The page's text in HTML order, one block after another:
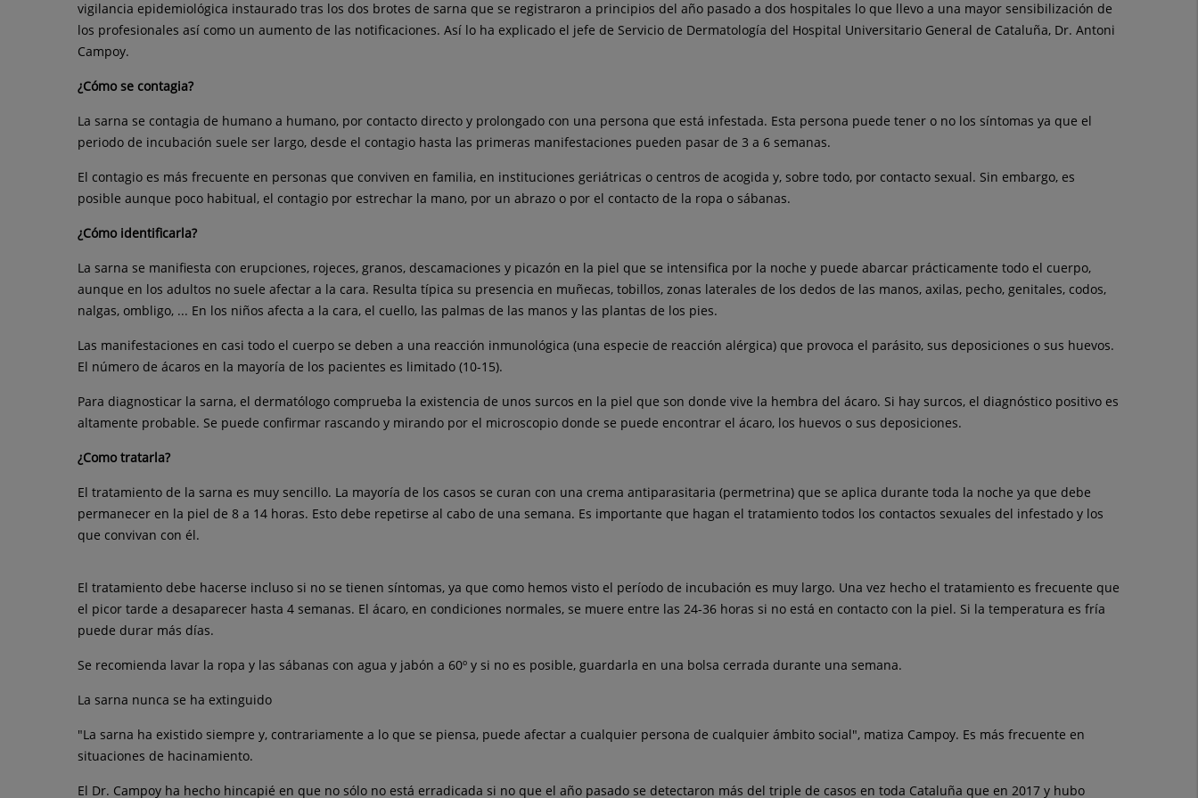
vigilancia epidemiológica instaurado tras los dos brotes de sarna que se registraron a principios del año pasado a dos hospitales lo que llevo a una mayor sensibilización de
los profesionales así como un aumento de las notificaciones. Así lo ha explicado el jefe de Servicio de Dermatología del Hospital Universitario General de Cataluña, Dr. Antoni
Campoy.
¿Cómo se contagia?
La sarna se contagia de humano a humano, por contacto directo y prolongado con una persona que está infestada. Esta persona puede tener o no los síntomas ya que el
periodo de incubación suele ser largo, desde el contagio hasta las primeras manifestaciones pueden pasar de 3 a 6 semanas.
El contagio es más frecuente en personas que conviven en familia, en instituciones geriátricas o centros de acogida y, sobre todo, por contacto sexual. Sin embargo, es
posible aunque poco habitual, el contagio por estrechar la mano, por un abrazo o por el contacto de la ropa o sábanas.
¿Cómo identificarla?
La sarna se manifiesta con erupciones, rojeces, granos, descamaciones y picazón en la piel que se intensifica por la noche y puede abarcar prácticamente todo el cuerpo,
aunque en los adultos no suele afectar a la cara. Resulta típica su presencia en muñecas, tobillos, zonas laterales de los dedos de las manos, axilas, pecho, genitales, codos,
nalgas, ombligo, ... En los niños afecta a la cara, el cuello, las palmas de las manos y las plantas de los pies.
Las manifestaciones en casi todo el cuerpo se deben a una reacción inmunológica (una especie de reacción alérgica) que provoca el parásito, sus deposiciones o sus huevos.
El número de ácaros en la mayoría de los pacientes es limitado (10-15).
Para diagnosticar la sarna, el dermatólogo comprueba la existencia de unos surcos en la piel que son donde vive la hembra del ácaro. Si hay surcos, el diagnóstico positivo es
altamente probable. Se puede confirmar rascando y mirando por el microscopio donde se puede encontrar el ácaro, los huevos o sus deposiciones.
¿Como tratarla?
El tratamiento de la sarna es muy sencillo. La mayoría de los casos se curan con una crema antiparasitaria (permetrina) que se aplica durante toda la noche ya que debe
permanecer en la piel de 8 a 14 horas. Esto debe repetirse al cabo de una semana. Es importante que hagan el tratamiento todos los contactos sexuales del infestado y los
que convivan con él.
El tratamiento debe hacerse incluso si no se tienen síntomas, ya que como hemos visto el período de incubación es muy largo. Una vez hecho el tratamiento es frecuente que
el picor tarde a desaparecer hasta 4 semanas. El ácaro, en condiciones normales, se muere entre las 24-36 horas si no está en contacto con la piel. Si la temperatura es fría
puede durar más días.
Se recomienda lavar la ropa y las sábanas con agua y jabón a 60º y si no es posible, guardarla en una bolsa cerrada durante una semana.
La sarna nunca se ha extinguido
"La sarna ha existido siempre y, contrariamente a lo que se piensa, puede afectar a cualquier persona de cualquier ámbito social", matiza Campoy. Es más frecuente en
situaciones de hacinamiento.
El Dr. Campoy ha hecho hincapié en que no sólo no está erradicada si no que el año pasado se detectaron más del triple de casos en toda Cataluña que en 2017 y hubo